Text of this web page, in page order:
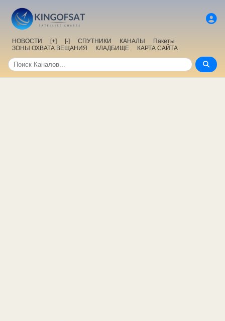
НОВОСТИ [+] [-] СПУТНИКИ КАНАЛЫ
Пакеты
ЗОНЫ ОХВАТА ВЕЩАНИЯ
КЛАДБИЩЕ КАРТА САЙТА